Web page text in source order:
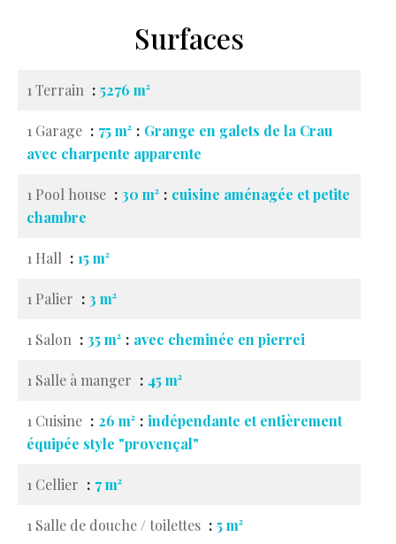
Surfaces
1 Terrain 5276 m²
1 Garage 75 m²
Grange en galets de la Crau
avec charpente apparente
1 Pool house 30 m²
cuisine aménagée et petite
chambre
1 Hall 15 m²
1 Palier 3 m²
1 Salon 35 m² avec cheminée en pierrei
1 Salle à manger 45 m²
1 Cuisine 26 m²
indépendante et entièrement
équipée style "provençal"
1 Cellier 7 m²
1 Salle de douche / toilettes 5 m²